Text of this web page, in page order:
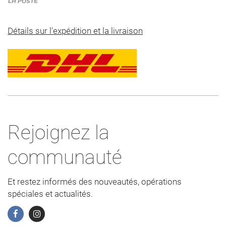
Détails sur l'expédition et la livraison
Rejoignez la
communauté
Et restez informés des nouveautés, opérations
spéciales et actualités.